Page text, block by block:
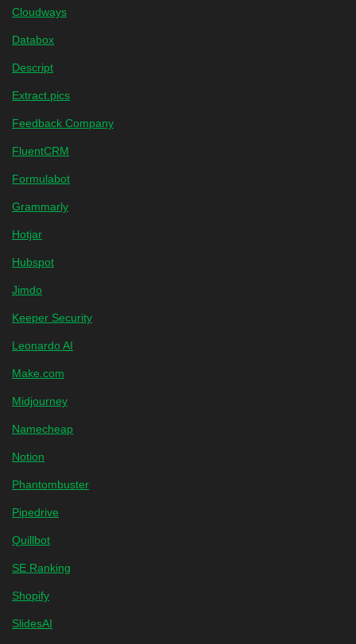
Cloudways
Databox
Descript
Extract.pics
Feedback Company
FluentCRM
Formulabot
Grammarly
Hotjar
Hubspot
Jimdo
Keeper Security
Leonardo AI
Make.com
Midjourney
Namecheap
Notion
Phantombuster
Pipedrive
Quillbot
SE Ranking
Shopify
SlidesAI